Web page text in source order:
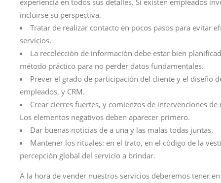
experiencia en todos sus detalles. Si existen empleados
incluirse su perspectiva.
Tratar de realizar contacto en pocos pasos para evitar
servicios.
La recolección de información debe estar bien
método práctico para no perder datos fundamentales.
Prever el grado de participación del cliente y el diseño
empleados, y CRM.
Crear cierres fuertes, y comienzos de intervenciones
Los elementos negativos deben aparecer primero.
Dar buenas noticias de a una y las malas todas juntas.
Mantener los rituales: en el trato, en el código de la
percepción global del servicio a brindar.
A la hora de vender nuestros servicios deberemos tener